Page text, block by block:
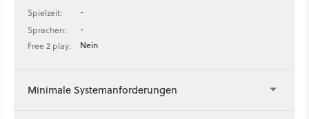
Spielzeit:
-
Sprachen:
-
Free 2 play:
Nein
Minimale Systemanforderungen